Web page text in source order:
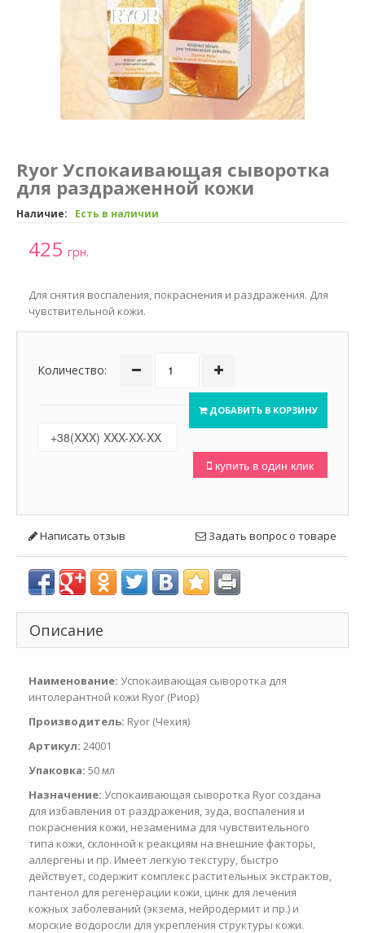
Ryor Успокаивающая сыворотка
для раздраженной кожи
Наличие: Есть в наличии
425 грн.
Для снятия воспаления, покраснения и раздражения. Для
чувствительной кожи.
Количество:
ДОБАВИТЬ В КОРЗИНУ
купить в один клик
Написать отзыв Задать вопрос о товаре
Описание
Наименование: Успокаивающая сыворотка для
интолерантной кожи Ryor (Риор)
Производитель: Ryor (Чехия)
Артикул: 24001
Упаковка: 50 мл
Назначение: Успокаивающая сыворотка Ryor создана
для избавления от раздражения, зуда, воспаления и
покраснения кожи, незаменима для чувствительного
типа кожи, склонной к реакциям на внешние факторы,
аллергены и пр. Имеет легкую текстуру, быстро
действует, содержит комплекс растительных экстрактов,
пантенол для регенерации кожи, цинк для лечения
кожных заболеваний (экзема, нейродермит и пр.) и
морские водоросли для укрепления структуры кожи.